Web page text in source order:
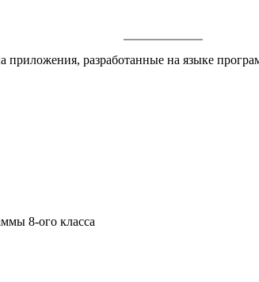
разработанные на языке
8-ого класса